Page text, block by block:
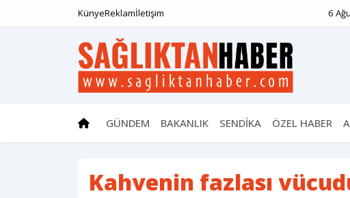
KünyeReklamİletişim 6
GÜNDEM BAKANLIK SENDİKA ÖZEL HABER
Kahvenin fazlası